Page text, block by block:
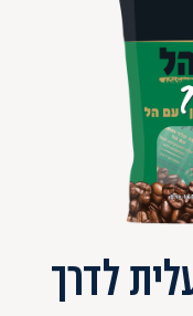
Up and Down arrow
לדרך